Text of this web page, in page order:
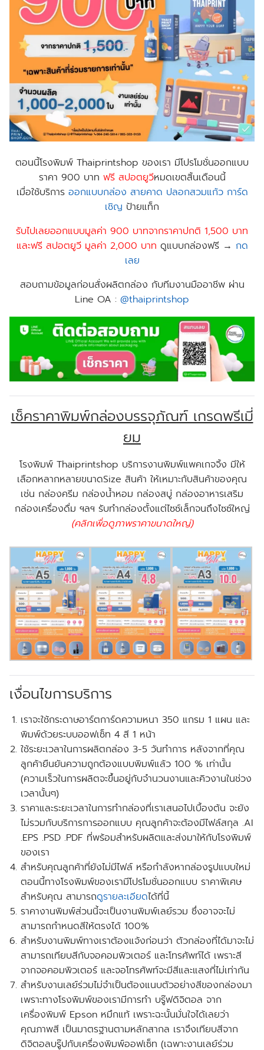
ตอนนี้โรงพิมพ์ Thaiprintshop ของเรา มีโปรโมชั่นออกแบบ
ราคา 900 บาท ฟรี สปอตยูวีหมดเขตสิ้นเดือนนี้
เมื่อใช้บริการ ออกแบบกล่อง สายคาด ปลอกสวมแก้ว การ์ด
เชิญ ป้าย​แท็ก
รับไปเลยออกแบบมูลค่า 900 บาทจากราคาปกติ 1,500 บาท
และฟรี สปอตยูวี มูลค่า 2,000 บาท ดูแบบกล่องฟรี → กด
เลย
สอบถามข้อมูลก่อนสั่งผลิตกล่อง กับทีมงานมืออาชีพ ผ่าน
Line OA : @thaiprintshop
เช็คราคาพิมพ์กล่องบรรจุภัณฑ์ เกรดพรีเมี่
ยม
โรงพิมพ์ Thaiprintshop บริการงานพิมพ์แพคเกจจิ้ง มีให้
เลือกหลากหลายขนาดSize สินค้า ให้เหมาะกับสินค้าของคุณ
เช่น กล่องครีม กล่องน้ำหอม กล่องสบู่ กล่องอาหารเสริม
กล่องเครื่องดื่ม ฯลฯ รับทำกล่องตั้งแต่ไซซ์เล็กจนถึงไซซ์ใหญ่
(คลิกเพื่อดูภาพราคาขนาดใหญ่)
เงื่อนไขการบริการ
เราจะใช้กระดาษอาร์ตการ์ดความหนา 350 แกรม 1 แผน และ
พิมพ์ด้วยระบบออฟเซ็ท 4 สี 1 หน้า
ใช้ระยะเวลาในการผลิตกล่อง 3-5 วันทำการ หลังจากที่คุณ
ลูกค้ายืนยันความถูกต้องแบบพิมพ์แล้ว 100 % เท่านั้น
(ความเร็วในการผลิตจะขึ้นอยู่กับจำนวนงานและคิวงานในช่วง
เวลานั้นๆ)
ราคาและระยะเวลาในการทำกล่องที่เราเสนอไปเบื้องต้น จะยัง
ไม่รวมกับบริการการออกแบบ คุณลูกค้าจะต้องมีไฟล์สกุล .AI
.EPS .PSD .PDF ที่พร้อมสำหรับผลิตและส่งมาให้กับโรงพิมพ์
ของเรา
สำหรับคุณลูกค้าที่ยังไม่มีไฟล์ หรือกำลังหากล่องรูปแบบใหม่
ตอนนี้ทางโรงพิมพ์ของเรามีโปรโมชั่นออกแบบ ราคาพิเศษ
สำหรับคุณ สามารถดูรายละเอียดได้ที่นี้
ราคางานพิมพ์ส่วนนี้จะเป็นงานพิมพ์เลย์รวม ซึ่งอาจจะไม่
สามารถกำหนดสีให้ตรงได้ 100%
สำหรับงานพิมพ์ทางเราต้องแจ้งก่อนว่า ตัวกล่องที่ได้มาจะไม่
สามารถเทียบสีกับจอคอมพิวเตอร์ และโทรศัพท์ได้ เพราะสี
จากจอคอมพิวเตอร์ และจอโทรศัพท์จะมีสีและแสงที่ไม่เท่ากัน
สำหรับงานเลย์ร่วมไม่จำเป็นต้องแนบตัวอย่างสีของกล่องมา
เพราะทางโรงพิมพ์ของเรามีการทำ บรู๊ฟดิจิตอล จาก
เครื่องพิมพ์ Epson หมึกแท้ เพราะฉะนั้นมั่นใจได้เลยว่า
คุณภาพสี เป็นมาตรฐานตามหลักสากล เราจึงเทียบสีจาก
ดิจิตอลบรู๊ปกับเครื่องพิมพ์ออฟเซ็ท (เฉพาะงานเลย์ร่วม